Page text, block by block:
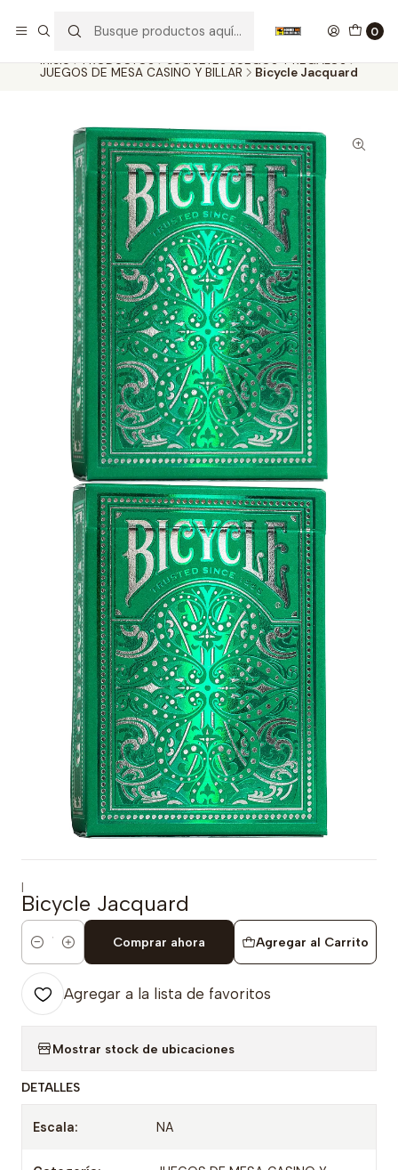
0
Inicio PRODUCTOS
JUGUETES JUEGOS Y REGALOS
JUEGOS DE MESA CASINO Y BILLAR
Bicycle Jacquard
|
Bicycle Jacquard
Cantidad
Agregar al Carrito
Comprar ahora
Agregar a la lista de favoritos
Mostrar stock de ubicaciones
DETALLES
Escala: NA